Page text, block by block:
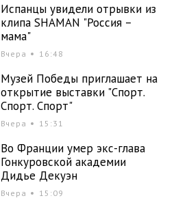
Испанцы увидели отрывки из
клипа SHAMAN "Россия –
мама"
Вчера 16:48
Музей Победы приглашает на
открытие выставки "Спорт.
Спорт. Спорт"
Вчера 15:31
Во Франции умер экс-глава
Гонкуровской академии
Дидье Декуэн
Вчера 15:09